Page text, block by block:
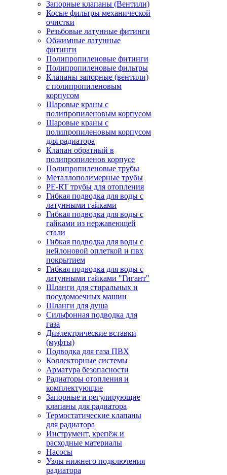
Запорные клапаны (Вентили)
Косые фильтры механической
очистки
Резьбовые латунные фитинги
Обжимные латунные
фитинги
Полипропиленовые фитинги
Полипропиленовые фильтры
Клапаны запорные (вентили)
с полипропиленовым
корпусом
Шаровые краны с
полипропиленовым корпусом
Шаровые краны с
полипропиленовым корпусом
для радиатора
Клапан обратный в
полипропиленов корпусе
Полипропиленовые трубы
Металлополимерные трубы
PE-RT трубы для отопления
Гибкая подводка для воды с
латунными гайками
Гибкая подводка для воды с
гайками из нержавеющей
стали
Гибкая подводка для воды с
нейлоновой оплеткой и пвх
покрытием
Гибкая подводка для воды с
латунными гайками "Гигант"
Шланги для стиральных и
посудомоечных машин
Шланги для душа
Сильфонная подводка для
газа
Диэлектрические вставки
(муфты)
Подводка для газа ПВХ
Коллекторные системы
Арматура безопасности
Радиаторы отопления и
комплектующие
Запорные и регулирующие
клапаны для радиатора
Термостатические клапаны
для радиатора
Инструмент, крепёж и
расходные материалы
Насосы
Узлы нижнего подключения
радиатора